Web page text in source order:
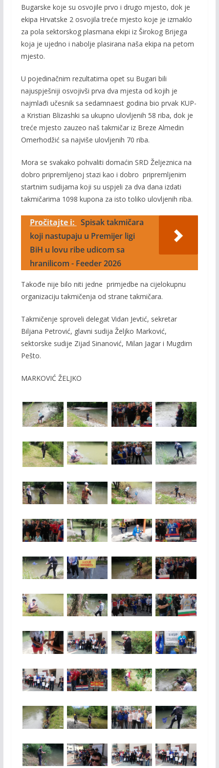
Bugarske koje su osvojile prvo i drugo mjesto, dok je
ekipa Hrvatske 2 osvojila treće mjesto koje je izmaklo
za pola sektorskog plasmana ekipi iz Širokog Brijega
koja je ujedno i nabolje plasirana naša ekipa na petom
mjesto.
U pojedinačnim rezultatima opet su Bugari bili
najuspješniji osvojivši prva dva mjesta od kojih je
najmlađi učesnik sa sedamnaest godina bio prvak KUP-
a Kristian Blizashki sa ukupno ulovljenih 58 riba, dok je
treće mjesto zauzeo naš takmičar iz Breze Almedin
Omerhodžić sa najviše ulovljenih 70 riba.
Mora se svakako pohvaliti domaćin SRD Željeznica na
dobro pripremljenoj stazi kao i dobro pripremljenim
startnim sudijama koji su uspjeli za dva dana izdati
takmičarima 1098 kupona za isto toliko ulovljenih riba.
Pročitajte i: Spisak takmičara
koji nastupaju u Premijer ligi
BiH u lovu ribe udicom sa
hranilicom - Feeder 2026
Takođe nije bilo niti jedne primjedbe na cijelokupnu
organizaciju takmičenja od strane takmičara.
Takmičenje sproveli delegat Vidan Jevtić, sekretar
Biljana Petrović, glavni sudija Željko Marković,
sektorske sudije Zijad Sinanović, Milan Jagar i Mugdim
Pešto.
MARKOVIĆ ŽELJKO